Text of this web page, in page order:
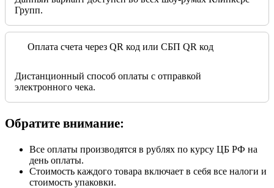
Групп.
Оплата счета через QR код или СБП QR код
Дистанционный способ оплаты с отправкой
электронного чека.
Обратите внимание:
Все оплаты производятся в рублях по курсу ЦБ РФ на
день оплаты.
Стоимость каждого товара включает в себя все налоги и
стоимость упаковки.